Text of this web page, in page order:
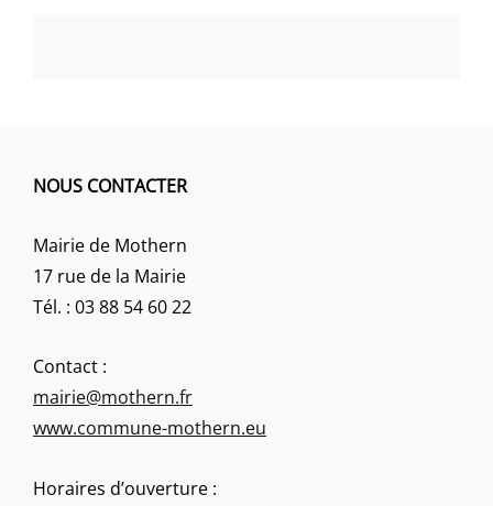
NOUS CONTACTER
Mairie de Mothern
17 rue de la Mairie
Tél. : 03 88 54 60 22
Contact :
mairie@mothern.fr
www.commune-mothern.eu
Horaires d’ouverture :